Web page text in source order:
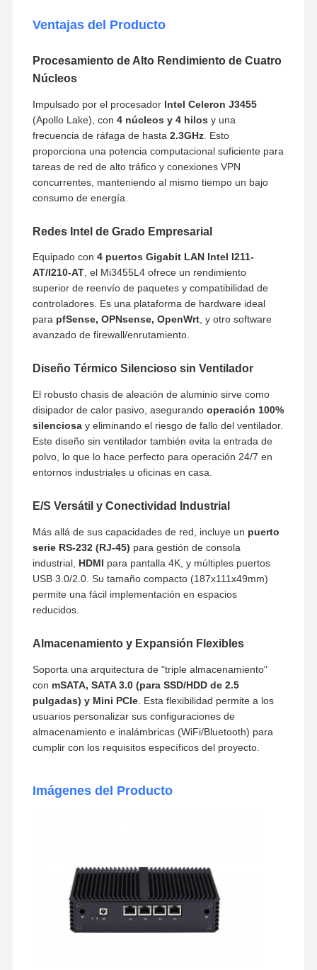
Ventajas del Producto
Procesamiento de Alto Rendimiento de Cuatro
Núcleos
Impulsado por el procesador Intel Celeron J3455
(Apollo Lake), con 4 núcleos y 4 hilos y una
frecuencia de ráfaga de hasta 2.3GHz. Esto
proporciona una potencia computacional suficiente para
tareas de red de alto tráfico y conexiones VPN
concurrentes, manteniendo al mismo tiempo un bajo
consumo de energía.
Redes Intel de Grado Empresarial
Equipado con 4 puertos Gigabit LAN Intel I211-
AT/I210-AT, el Mi3455L4 ofrece un rendimiento
superior de reenvío de paquetes y compatibilidad de
controladores. Es una plataforma de hardware ideal
para pfSense, OPNsense, OpenWrt, y otro software
avanzado de firewall/enrutamiento.
Diseño Térmico Silencioso sin Ventilador
El robusto chasis de aleación de aluminio sirve como
disipador de calor pasivo, asegurando operación 100%
silenciosay eliminando el riesgo de fallo del ventilador.
Este diseño sin ventilador también evita la entrada de
polvo, lo que lo hace perfecto para operación 24/7 en
entornos industriales u oficinas en casa.
E/S Versátil y Conectividad Industrial
Más allá de sus capacidades de red, incluye un puerto
serie RS-232 (RJ-45) para gestión de consola
industrial, HDMI para pantalla 4K, y múltiples puertos
USB 3.0/2.0. Su tamaño compacto (187x111x49mm)
permite una fácil implementación en espacios
reducidos.
Almacenamiento y Expansión Flexibles
Soporta una arquitectura de "triple almacenamiento"
con mSATA, SATA 3.0 (para SSD/HDD de 2.5
pulgadas) y Mini PCIe. Esta flexibilidad permite a los
usuarios personalizar sus configuraciones de
almacenamiento e inalámbricas (WiFi/Bluetooth) para
cumplir con los requisitos específicos del proyecto.
Imágenes del Producto